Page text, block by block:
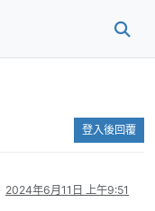
登入後回覆
2024年6月11日 上午9:51